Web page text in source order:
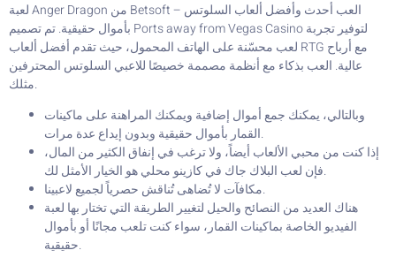
لعبة Anger Dragon من Betsoft – العب أحدث وأفضل ألعاب السلوتس
بأموال حقيقية. تم تصميم Ports away from Vegas Casino لتوفير تجربة
لعب محسّنة على الهاتف المحمول، حيث تقدم أفضل ألعاب RTG مع أرباح
عالية. العب بذكاء مع أنظمة مصممة خصيصًا للاعبي السلوتس المحترفين
مثلك.
وبالتالي، يمكنك جمع أموال إضافية ويمكنك المراهنة على ماكينات
القمار بأموال حقيقية وبدون إيداع عدة مرات.
إذا كنت من محبي الألعاب أيضاً، ولا ترغب في إنفاق الكثير من المال،
فإن لعب البلاك جاك في كازينو محلي هو الخيار الأمثل لك.
مكافآت لا تُضاهى تُناقش حصرياً لجميع لاعبينا.
هناك العديد من النصائح والحيل لتغيير الطريقة التي تختار بها لعبة
الفيديو الخاصة بماكينات القمار، سواء كنت تلعب مجانًا أو بأموال
حقيقية.